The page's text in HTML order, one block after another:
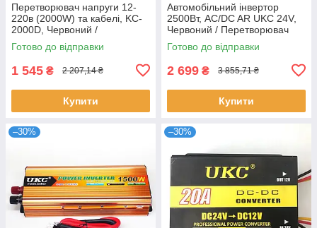
Перетворювач напруги 12-
220в (2000W) та кабелі, KC-
2000D, Червоний /
Автомобільний інвертор
постійного струму
Готово до відправки
1 545 ₴ 2 207,14 ₴
Купити
Автомобільний інвертор
2500Вт, AC/DC AR UKC 24V,
Червоний / Перетворювач
напруги в авто
Готово до відправки
2 699 ₴ 3 855,71 ₴
Купити
–30% –30%